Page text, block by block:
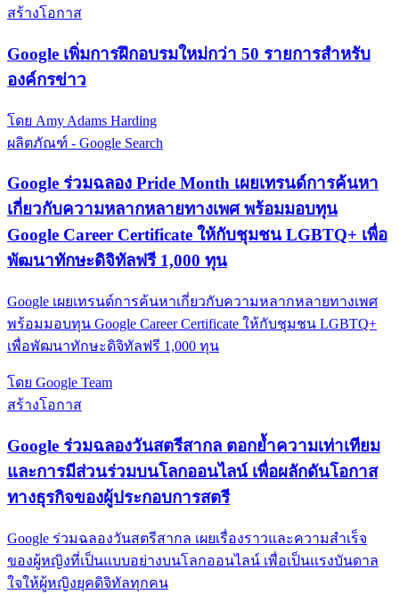
สร้างโอกาส
Google เพิ่มการฝึกอบรมใหม่กว่า 50 รายการสำหรับ
องค์กรข่าว
โดย Amy Adams Harding
ผลิตภัณฑ์ - Google Search
Google ร่วมฉลอง Pride Month เผยเทรนด์การค้นหา
เกี่ยวกับความหลากหลายทางเพศ พร้อมมอบทุน
Google Career Certificate ให้กับชุมชน LGBTQ+ เพื่อ
พัฒนาทักษะดิจิทัลฟรี 1,000 ทุน
Google เผยเทรนด์การค้นหาเกี่ยวกับความหลากหลายทางเพศ
พร้อมมอบทุน Google Career Certificate ให้กับชุมชน LGBTQ+
เพื่อพัฒนาทักษะดิจิทัลฟรี 1,000 ทุน
โดย Google Team
สร้างโอกาส
Google ร่วมฉลองวันสตรีสากล ตอกย้ำความเท่าเทียม
และการมีส่วนร่วมบนโลกออนไลน์ เพื่อผลักดันโอกาส
ทางธุรกิจของผู้ประกอบการสตรี
Google ร่วมฉลองวันสตรีสากล เผยเรื่องราวและความสำเร็จ
ของผู้หญิงที่เป็นแบบอย่างบนโลกออนไลน์ เพื่อเป็นแรงบันดาล
ใจให้ผู้หญิงยุคดิจิทัลทุกคน